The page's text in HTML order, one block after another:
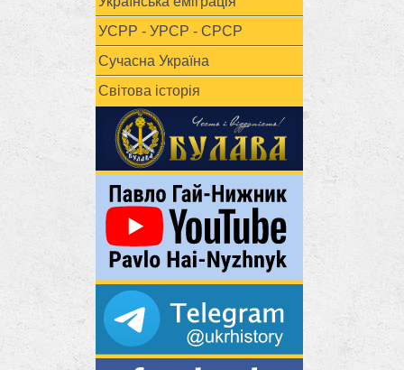
УСРР - УРСР - СРСР
Сучасна Україна
Світова історія